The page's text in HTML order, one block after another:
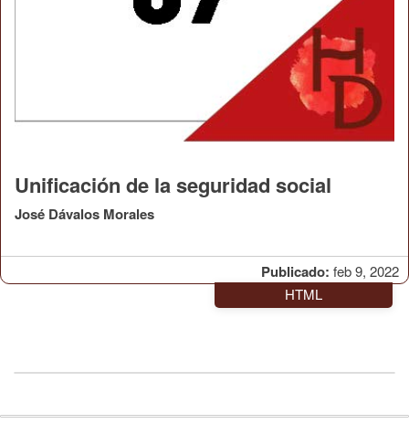
Publicado: feb 9, 2022
Unificación de la seguridad social
José Dávalos Morales
HTML